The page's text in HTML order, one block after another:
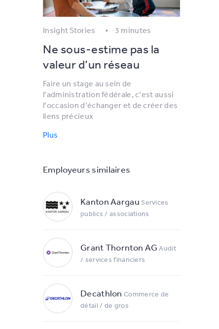
Insight Stories 3 minutes
Ne sous-estime pas la
valeur d’un réseau
Faire un stage au sein de
l’administration fédérale, c’est aussi
l’occasion d’échanger et de créer des
liens précieux
Plus
Employeurs similaires
Kanton Aargau Services
publics / associations
Grant Thornton AG Audit
/ services financiers
Decathlon Commerce de
détail / de gros